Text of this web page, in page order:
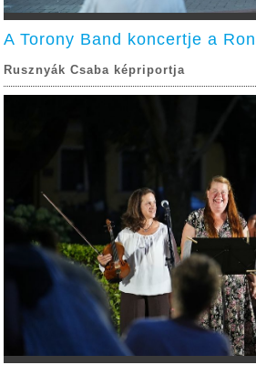
A Torony Band koncertje a
Rusznyák Csaba képriportja